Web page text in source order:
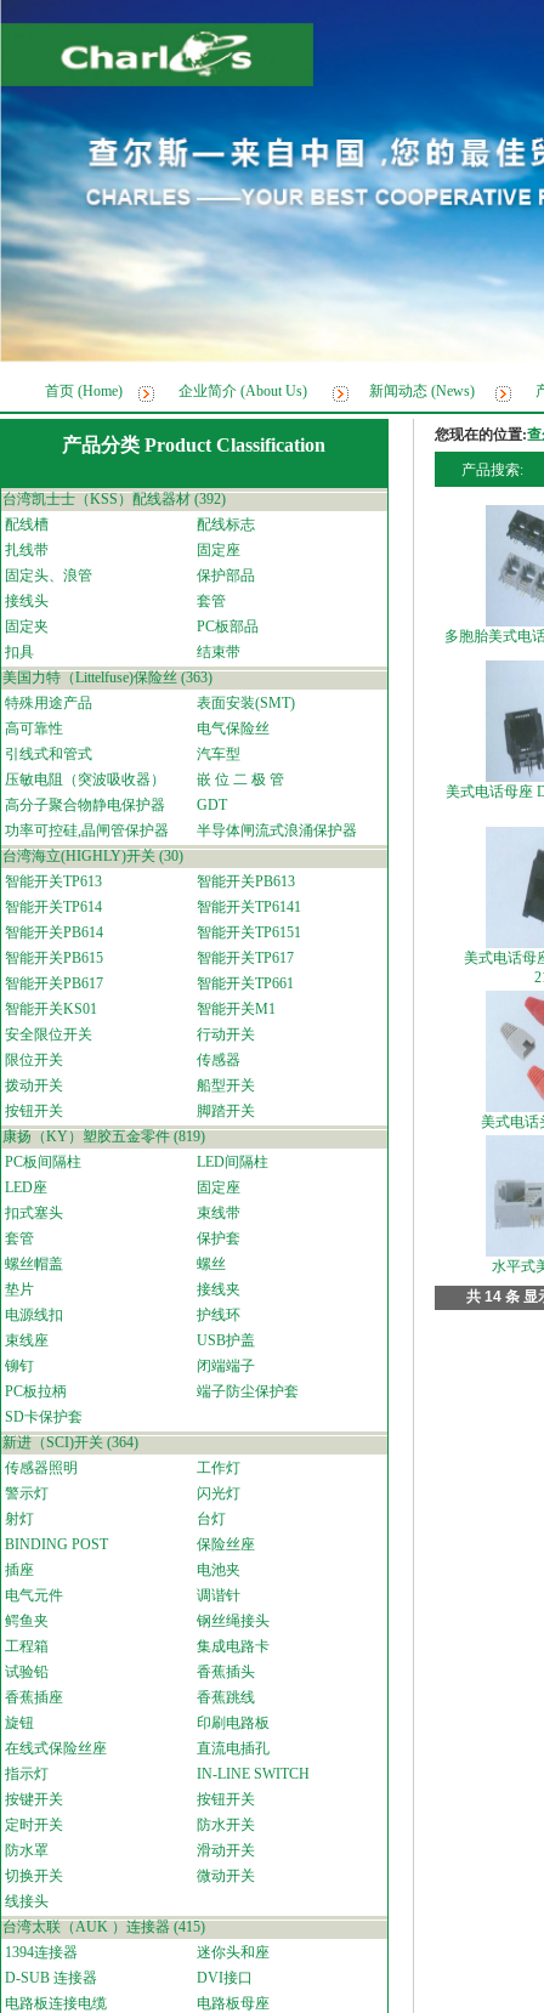
首页 (Home) 企业简介 (About Us) 新闻动态 (News)
产品分类 Product Classification 您现在的位置:
产品搜索:
台湾凯士士（KSS）配线器材 (392)
配线槽
配线标志
扎线带
固定座
固定头、浪管
保护部品
接线头
套管
固定夹
PC板部品
扣具
结束带
美国力特（Littelfuse)保险丝 (363)
特殊用途产品
表面安装(SMT)
高可靠性
电气保险丝
引线式和管式
汽车型
压敏电阻（突波吸收器）
嵌 位 二 极 管
高分子聚合物静电保护器
GDT
功率可控硅,晶闸管保护器
半导体闸流式浪涌保护器
台湾海立(HIGHLY)开关 (30)
智能开关TP613
智能开关PB613
智能开关TP614
智能开关TP6141
智能开关PB614
智能开关TP6151
智能开关PB615
智能开关TP617
智能开关PB617
智能开关TP661
智能开关KS01
智能开关M1
安全限位开关
行动开关
限位开关
传感器
拨动开关
船型开关
按钮开关
脚踏开关
康扬（KY）塑胶五金零件 (819)
PC板间隔柱
LED间隔柱
LED座
固定座
扣式塞头
束线带
套管
保护套
螺丝帽盖
螺丝
垫片
接线夹
电源线扣
护线环
束线座
USB护盖
铆钉
闭端端子
PC板拉柄
端子防尘保护套
SD卡保护套
新进（SCI)开关 (364)
传感器照明
工作灯
警示灯
闪光灯
射灯
台灯
BINDING POST
保险丝座
插座
电池夹
电气元件
调谐针
鳄鱼夹
钢丝绳接头
工程箱
集成电路卡
试验铅
香蕉插头
香蕉插座
香蕉跳线
旋钮
印刷电路板
在线式保险丝座
直流电插孔
指示灯
IN-LINE SWITCH
按键开关
按钮开关
定时开关
防水开关
防水罩
滑动开关
切换开关
微动开关
线接头
台湾太联（AUK ）连接器 (415)
1394连接器
迷你头和座
D-SUB 连接器
DVI接口
电路板连接电缆
电路板母座
多胞胎美式电
美式电话母座
美式电话母
美式电话
水平式
共 14 条 显